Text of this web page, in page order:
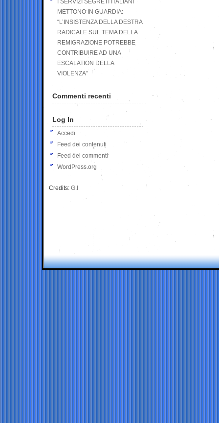
I SERVIZI SEGRETI ITALIANI
METTONO IN GUARDIA:
“L’INSISTENZA DELLA DESTRA
RADICALE SUL TEMA DELLA
REMIGRAZIONE POTREBBE
CONTRIBUIRE AD UNA
ESCALATION DELLA
VIOLENZA”
Commenti recenti
Log In
Accedi
Feed dei contenuti
Feed dei commenti
WordPress.org
Credits: G.I